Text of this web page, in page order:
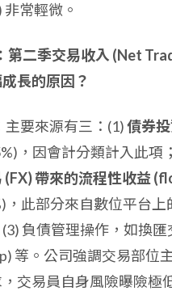
非常輕微。
第二季交易收入 (Net
長的原因？
主要來源有三：(1)債券
，因會計分類計入此項
(FX) 帶來的流程性收益
，此部分來自數位平台上
負債管理操作，如換匯
等。公司強調交易部位
交易員自身風險曝險極